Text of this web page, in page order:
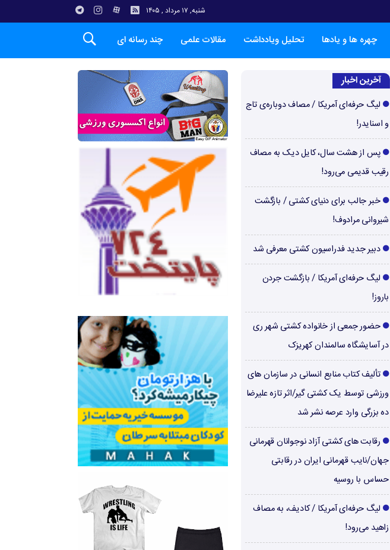
شنبه, ۱۷ مرداد , ۱۴۰۵
چهره ها و یادها تحلیل ویادداشت مقالات علمی چند رسانه ای
آخرین اخبار
لیگ حرفه‌ای آمریکا / مصاف دوباره‌ی تاج
و اسنایدر!
پس از هشت سال، کایل دیک به مصاف
رقیب قدیمی می‌رود!
خبر جالب برای دنیای کشتی / بازگشت
شیروانی مرادوف!
دبیر جدید فدراسیون کشتی معرفی شد
لیگ حرفه‌ای آمریکا / بازگشت جردن
باروز!
حضور جمعی از خانواده کشتی شهر ری
در آسایشگاه سالمندان کهریزک
تألیف کتاب منابع انسانی در سازمان های
ورزشی توسط یک کشتی گیر/اثر تازه علیرضا
ده بزرگی وارد عرصه نشر شد
رقابت های کشتی آزاد نوجوانان قهرمانی
جهان/نایب قهرمانی ایران در رقابتی
حساس با روسیه
لیگ حرفه‌ای آمریکا / کادیف، به مصاف
زاهید می‌رود!